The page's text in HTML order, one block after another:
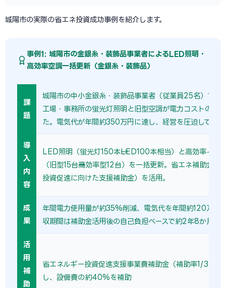
城陽市の実際の省エネ投資成功事例を紹介します。
事例1: 城陽市の金銀糸・装飾品事業者によるLED照明・
高効率空調一括更新（金銀糸・装飾品）
課
題
城陽市の中小金銀糸・装飾品事業者（従業員25名）では
工場・事務所の蛍光灯照明と旧型空調が電力コストの主
た。電気代が年間約350万円に達し、経営を圧迫してい
導
入
内
容
LED照明（蛍光灯150本→LED100本相当）と高効率イン
（旧型15台→高効率型12台）を一括更新。省エネ補助金（
投資促進に向けた支援補助金）を活用。
成
果
年間電力使用量が約35%削減、電気代を年間約120万円
収期間は補助金活用後の自己負担ベースで約2年8か月。
活
用
補
助
省エネルギー投資促進支援事業費補助金（補助率1/3〜1/
し、設備費の約40%を補助